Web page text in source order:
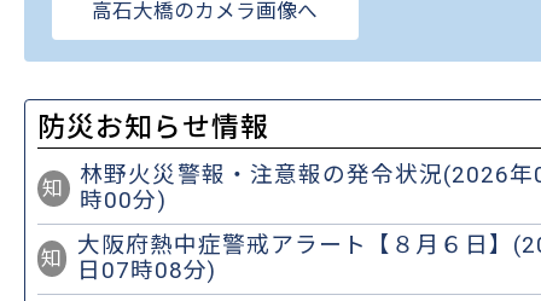
高石大橋のカメラ画像へ
防災お知らせ情報
知
林野火災警報・注意報の発令状況(2026
時00分)
知
大阪府熱中症警戒アラート【８月６日】
日07時08分)